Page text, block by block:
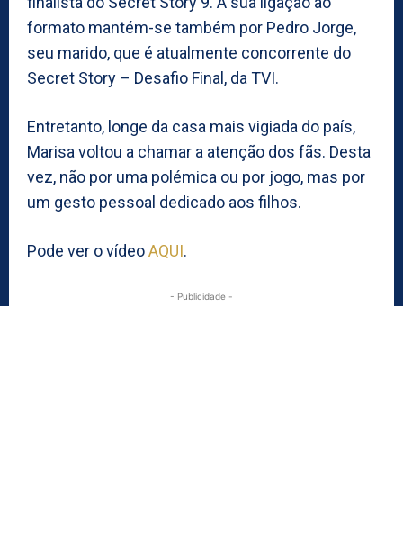
formato mantém-se também por Pedro Jorge,
seu marido, que é atualmente concorrente do
Secret Story – Desafio Final, da TVI.
Entretanto, longe da casa mais vigiada do país,
Marisa voltou a chamar a atenção dos fãs. Desta
vez, não por uma polémica ou por jogo, mas por
um gesto pessoal dedicado aos filhos.
Pode ver o vídeoAQUI.
- Publicidade -